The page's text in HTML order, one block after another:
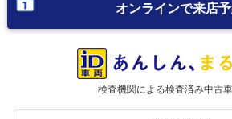
オンラインで来店
検査機関による検査済み中古車